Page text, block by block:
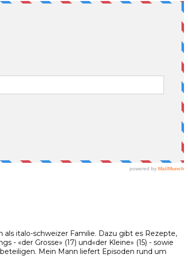
italo-schweizer Familie. Dazu gibt es Rezepte,
«der Grosse» (17) und«der Kleine» (15) - sowie
Mein Mann liefert Episoden rund um